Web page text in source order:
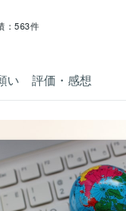
：563件
い 評価・感想